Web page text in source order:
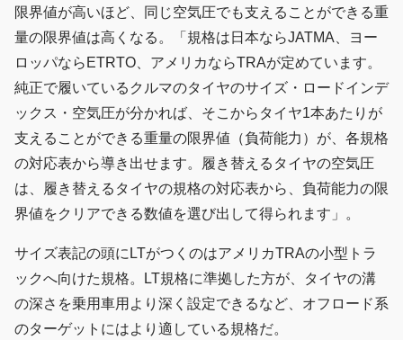
限界値が高いほど、同じ空気圧でも支えることができる重
量の限界値は高くなる。「規格は日本ならJATMA、ヨー
ロッパならETRTO、アメリカならTRAが定めています。
純正で履いているクルマのタイヤのサイズ・ロードインデ
ックス・空気圧が分かれば、そこからタイヤ1本あたりが
支えることができる重量の限界値（負荷能力）が、各規格
の対応表から導き出せます。履き替えるタイヤの空気圧
は、履き替えるタイヤの規格の対応表から、負荷能力の限
界値をクリアできる数値を選び出して得られます」。
サイズ表記の頭にLTがつくのはアメリカTRAの小型トラ
ックへ向けた規格。LT規格に準拠した方が、タイヤの溝
の深さを乗用車用より深く設定できるなど、オフロード系
のターゲットにはより適している規格だ。